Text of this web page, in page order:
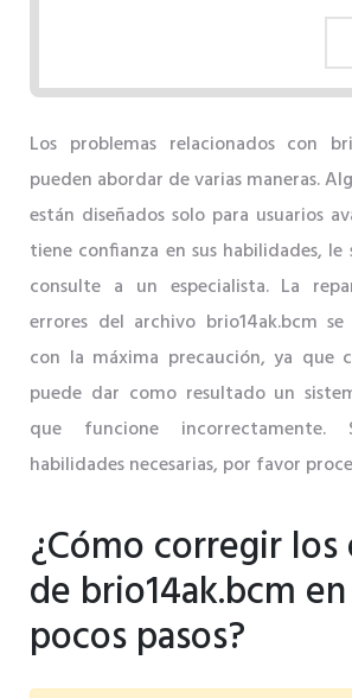
Los problemas relacionados con
pueden abordar de varias maneras.
están diseñados solo para usuarios
tiene confianza en sus habilidades, le
consulte a un especialista. La
errores del archivo brio14ak.bcm
con la máxima precaución, ya que
puede dar como resultado un
que funcione
habilidades necesarias, por favor
¿Cómo corregir
de brio14ak.bcm
pocos pasos?